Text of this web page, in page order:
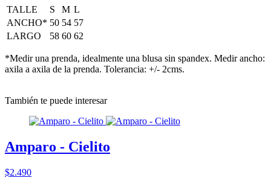
TALLE S M L
ANCHO* 50 54 57
LARGO
58 60 62
*Medir una prenda, idealmente una blusa sin spandex. Medir ancho:
axila a axila de la prenda. Tolerancia: +/- 2cms.
También te puede interesar
Amparo - Cielito
$2.490